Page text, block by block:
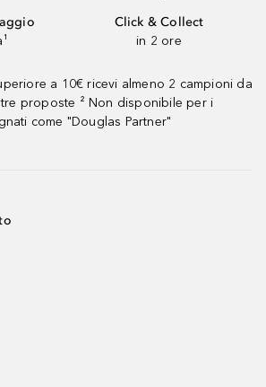
Click & Collect
in 2 ore
a 10€ ricevi almeno 2 campioni da
proposte ² Non disponibile per i
come "Douglas Partner"